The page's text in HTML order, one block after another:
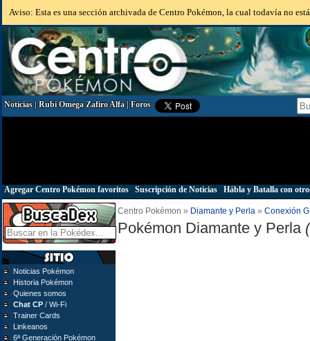
Aviso: Esta es una sección archivada de Centro Pokémon, la cual todavía no
Noticias|Rubí Omega Zafiro Alfa|Foros
Agregar Centro Pokémon favoritos Suscripción de Noticias Hábla y Batalla con
Noticias Pokémon
Historia Pokémon
Quienes somos
Chat CP / Wi-Fi
Trainer Cards
Linkeanos
6ª Generación Pokémon
Centro Pokémon » Diamante y Perla » Conexión
Pokémon Diamante y Perla